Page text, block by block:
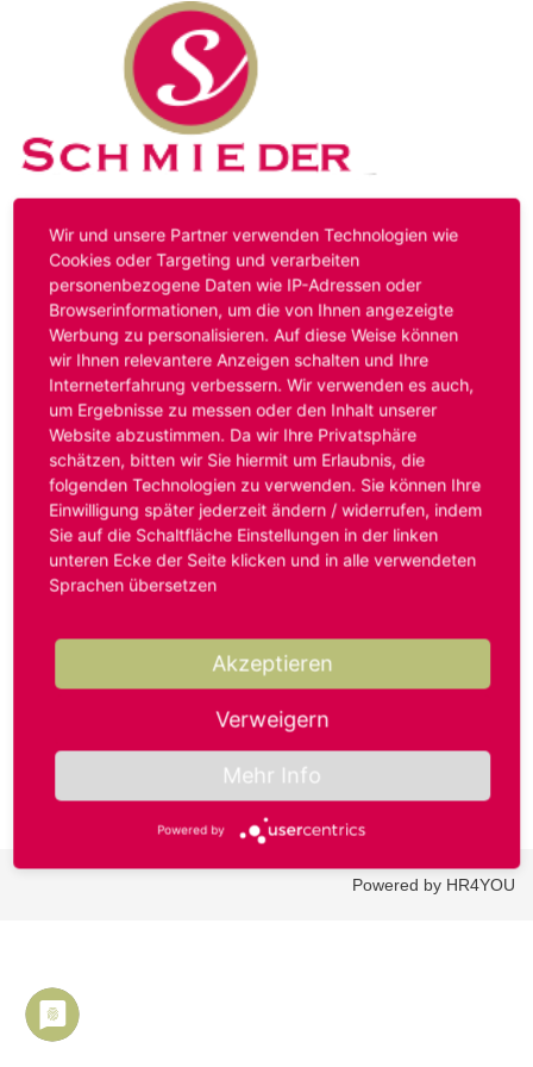
Kontakt Impressum Datenschutz
Hinweis:Das von ihnen aufgerufene Stellenangebot ist
bereits ausgelaufen. Alternative Stellenanzeigen finden
Sie unter:
www.schmieder-personal.de/stellenangebote
Oder Sie bewerben sich
initiativund wir suchen für Sie
passende Stellenangebote.
Anmelden
Benutzername oder E-Mail-Adresse*
Passwort*
Powered by HR4YOU
Wir und unsere Partner verwenden Technologien wie
Cookies oder Targeting und verarbeiten
personenbezogene Daten wie IP-Adressen oder
Browserinformationen, um die von Ihnen angezeigte
Werbung zu personalisieren. Auf diese Weise können
wir Ihnen relevantere Anzeigen schalten und Ihre
Interneterfahrung verbessern. Wir verwenden es auch,
um Ergebnisse zu messen oder den Inhalt unserer
Website abzustimmen. Da wir Ihre Privatsphäre
schätzen, bitten wir Sie hiermit um Erlaubnis, die
folgenden Technologien zu verwenden. Sie können Ihre
Einwilligung später jederzeit ändern / widerrufen, indem
Sie auf die Schaltfläche Einstellungen in der linken
unteren Ecke der Seite klicken und in alle verwendeten
Sprachen übersetzen
Akzeptieren
Verweigern
Mehr Info
Powered by